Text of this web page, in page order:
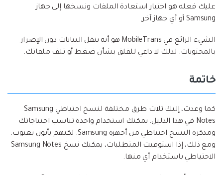
عليك فعله هو اختيار استعادة الملفات ونسخها إلى جهاز
Samsung أو أي جهاز آخر.
الشيء الرائع في MobileTrans هو أنه ينقل البيانات دون الإضرار
بالمحتويات. لذلك لا داعي للقلق بشأن ضغط أو تلف ملفاتك.
خاتمة
كما وعدت، إليك ثلاث طرق مختلفة لنسخ احتياطي Samsung
Notes في هذا الدليل. يمكنك استخدام واحدة تناسب احتياجاتك
ومذكرة النسخ احتياطي من أجهزة Samsung. لكنهم يأتون بعيوب.
ومع ذلك، إذا استوفيت المتطلبات، يمكنك نسخ Samsung Notes
الاحتياطي باستخدام أي منها.